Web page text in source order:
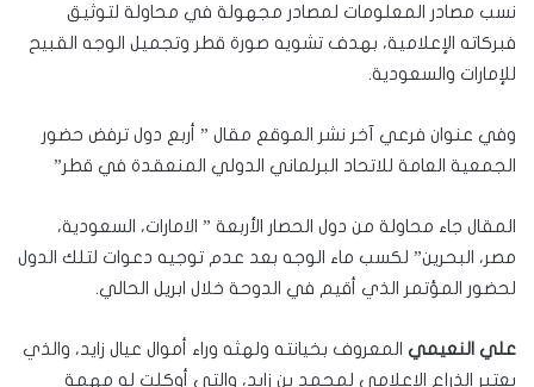
نسب مصادر المعلومات لمصادر مجهولة في محاولة لتوثيق
فبركاته الإعلامية، بهدف تشويه صورة قطر وتجميل الوجه القبيح
للإمارات والسعودية.
وفي عنوان فرعي آخر نشر الموقع مقال ” أربع دول ترفض حضور
الجمعية العامة للاتحاد البرلماني الدولي المنعقدة في قطر”
المقال جاء محاولة من دول الحصار الأربعة ” الامارات، السعودية،
مصر، البحرين” لكسب ماء الوجه بعد عدم توجيه دعوات لتلك الدول
لحضور المؤتمر الذي أقيم في الدوحة خلال ابريل الحالي.
علي النعيمي المعروف بخيانته ولهثه وراء أموال عيال زايد، والذي
يعتبر الذراع الإعلامي لمحمد بن زايد، والتي أوكلت له مهمة